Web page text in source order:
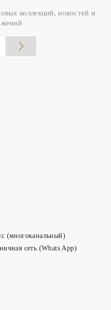
коллекций, новостей и
(многоканальный)
сеть (Whats App)